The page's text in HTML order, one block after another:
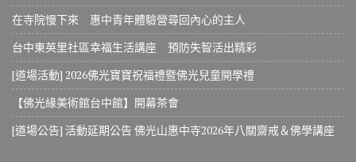
在寺院慢下來 惠中青年體驗營尋回內心的主人
台中東英里社區幸福生活講座 預防失智活出精彩
[道場活動] 2026佛光寶寶祝福禮暨佛光兒童開學禮
【佛光緣美術館台中館】開幕茶會
[道場公告] 活動延期公告 佛光山惠中寺2026年八關齋戒＆佛學講座